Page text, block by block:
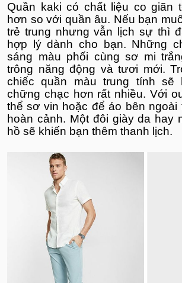
Quần kaki có chất liệu co giãn
hơn so với quần âu. Nếu bạn
trẻ trung nhưng vẫn lịch sự thì
hợp lý dành cho bạn. Những
sáng màu phối cùng sơ mi
trông năng động và tươi mới.
chiếc quần màu trung tính sẽ
chững chạc hơn rất nhiều. Với
thể sơ vin hoặc để áo bên ngoài
hoàn cảnh. Một đôi giày da hay
hồ sẽ khiến bạn thêm thanh lịch.